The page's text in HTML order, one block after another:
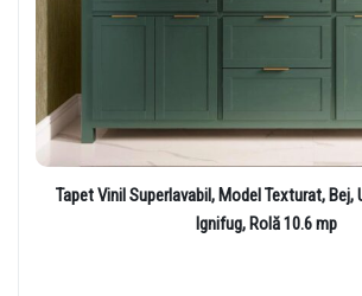
Tapet Vinil Superlavabil, Model Texturat, Bej,
Ignifug, Rolă 10.6 mp